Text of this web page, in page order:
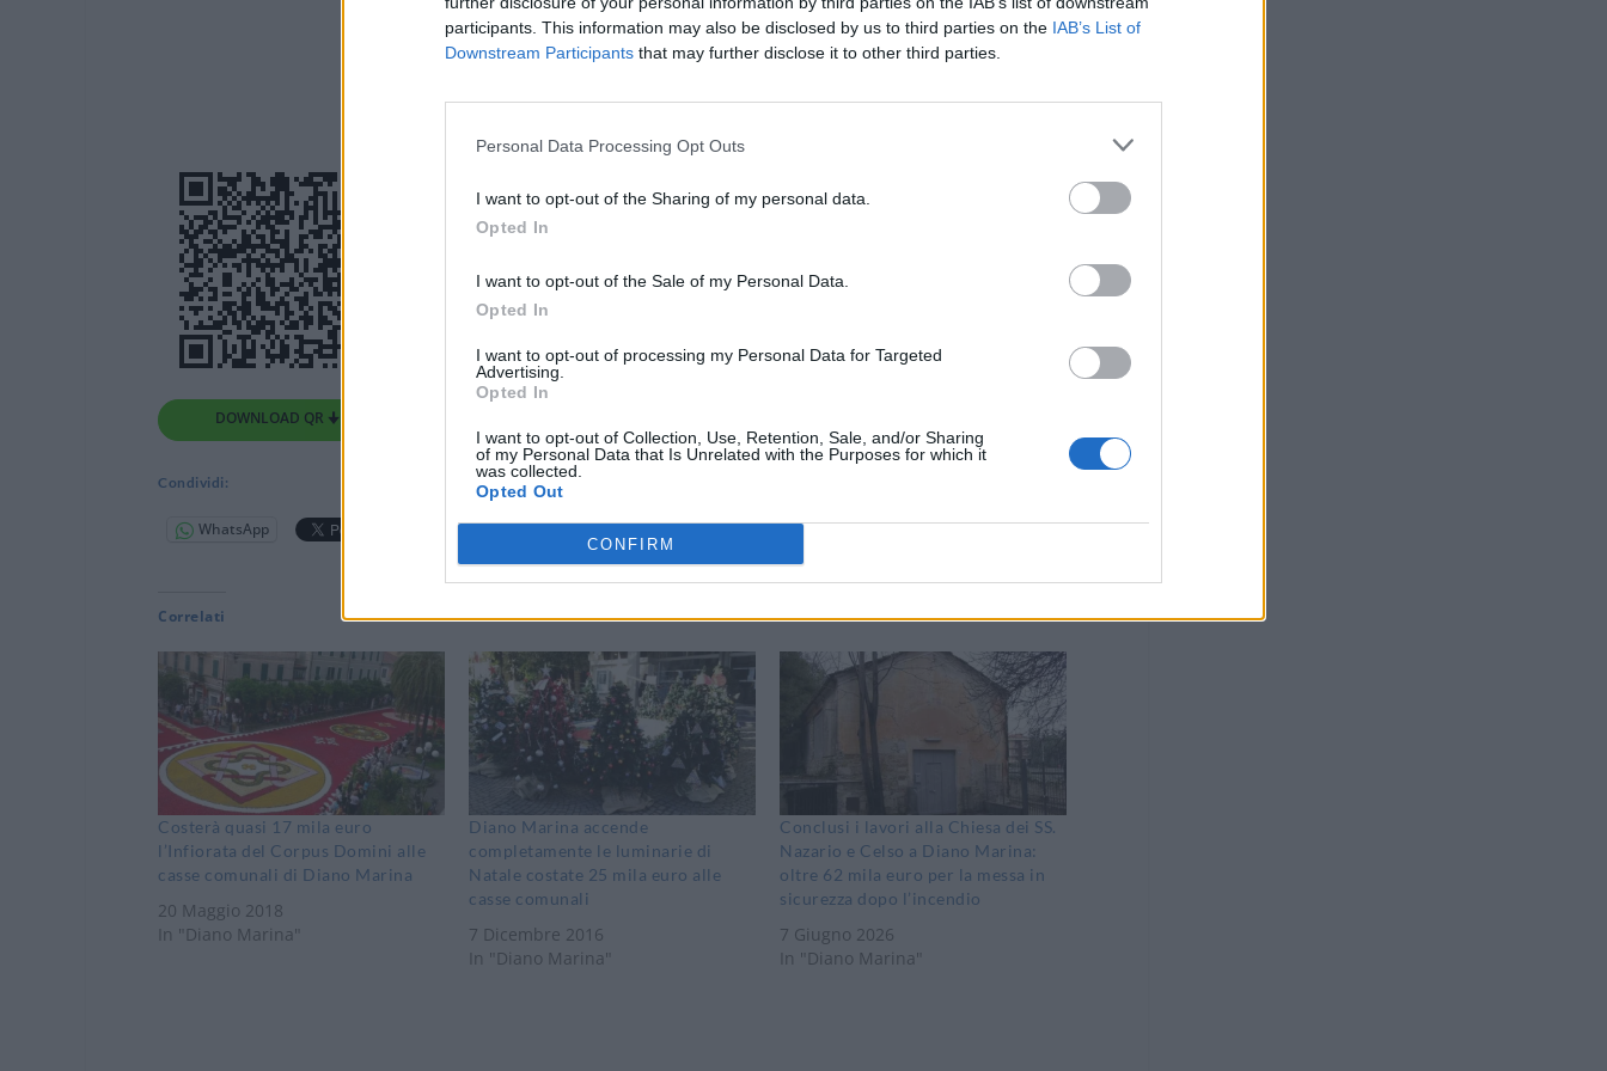
participants. This information may also be disclosed by us to third parties on the IAB’s List of
Downstream Participants that may further disclose it to other third parties.
Personal Data Processing Opt Outs
I want to opt-out of the Sharing of my personal data.
Opted In
I want to opt-out of the Sale of my Personal Data.
Opted In
I want to opt-out of processing my Personal Data for Targeted
Advertising.
Opted In
I want to opt-out of Collection, Use, Retention, Sale, and/or Sharing
of my Personal Data that Is Unrelated with the Purposes for which it
was collected.
Opted Out
CONFIRM
DOWNLOAD QR 🠋
Condividi:
WhatsApp Telegram Stampa
Correlati
Costerà quasi 17 mila euro
l’Infiorata del Corpus Domini alle
casse comunali di Diano Marina
20 Maggio 2018
In "Diano Marina"
Diano Marina accende
completamente le luminarie di
Natale costate 25 mila euro alle
casse comunali
7 Dicembre 2016
In "Diano Marina"
Conclusi i lavori alla Chiesa dei SS.
Nazario e Celso a Diano Marina:
oltre 62 mila euro per la messa in
sicurezza dopo l’incendio
7 Giugno 2026
In "Diano Marina"